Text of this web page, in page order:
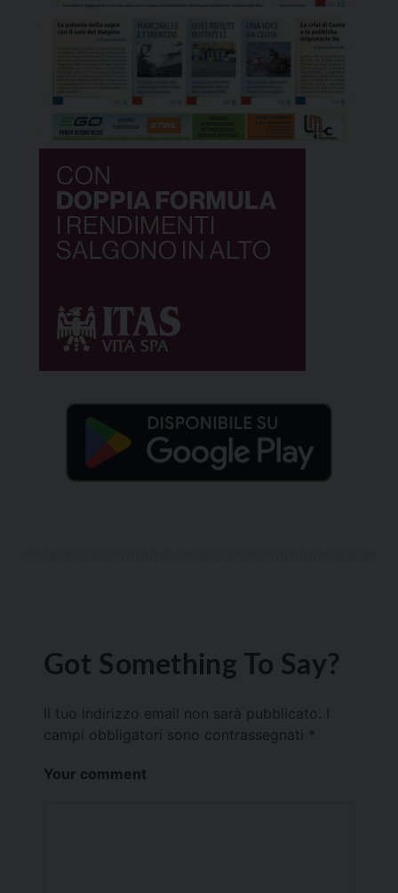
Got Something To Say?
Il tuo indirizzo email non sarà pubblicato.
campi obbligatori sono contrassegnati *
Your comment